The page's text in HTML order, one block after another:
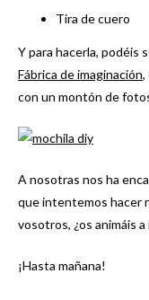
Tira de cuero
Y para hacerla, podéis
Fábrica de imaginación,
con un montón de
A nosotras nos ha
que intentemos hacer
vosotros, ¿os animáis
¡Hasta mañana!